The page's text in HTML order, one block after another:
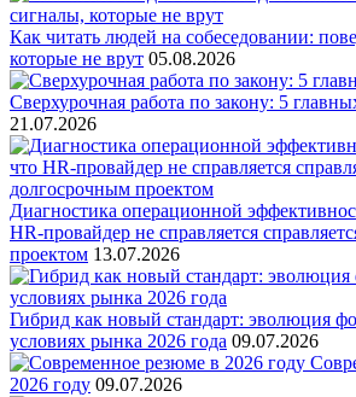
Как читать людей на собеседовании:
которые не врут 05.08.2026
Сверхурочная работа по закону: 5
21.07.2026
Диагностика операционной
HR-провайдер не справляется
проектом 13.07.2026
Гибрид как новый стандарт: эволюция
условиях рынка 2026 года 09.07.2026
2026 году 09.07.2026